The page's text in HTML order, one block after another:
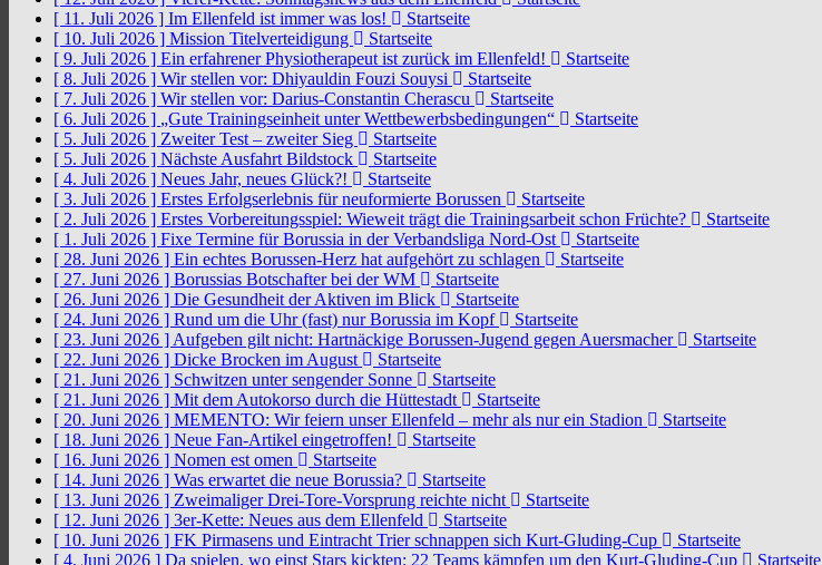
[ 11. Juli 2026 ] Im Ellenfeld ist immer was los!
Startseite
[ 10. Juli 2026 ] Mission Titelverteidigung
Startseite
[ 9. Juli 2026 ] Ein erfahrener Physiotherapeut ist zurück im Ellenfeld!
Startseite
[ 8. Juli 2026 ] Wir stellen vor: Dhiyauldin Fouzi Souysi
Startseite
[ 7. Juli 2026 ] Wir stellen vor: Darius-Constantin Cherascu
Startseite
[ 6. Juli 2026 ] „Gute Trainingseinheit unter Wettbewerbsbedingungen“
Startseite
[ 5. Juli 2026 ] Zweiter Test – zweiter Sieg
Startseite
[ 5. Juli 2026 ] Nächste Ausfahrt Bildstock
Startseite
[ 4. Juli 2026 ] Neues Jahr, neues Glück?!
Startseite
[ 3. Juli 2026 ] Erstes Erfolgserlebnis für neuformierte Borussen
Startseite
[ 2. Juli 2026 ] Erstes Vorbereitungsspiel: Wieweit trägt die Trainingsarbeit schon Früchte?
Startseite
[ 1. Juli 2026 ] Fixe Termine für Borussia in der Verbandsliga Nord-Ost
Startseite
[ 28. Juni 2026 ] Ein echtes Borussen-Herz hat aufgehört zu schlagen
Startseite
[ 27. Juni 2026 ] Borussias Botschafter bei der WM
Startseite
[ 26. Juni 2026 ] Die Gesundheit der Aktiven im Blick
Startseite
[ 24. Juni 2026 ] Rund um die Uhr (fast) nur Borussia im Kopf
Startseite
[ 23. Juni 2026 ] Aufgeben gilt nicht: Hartnäckige Borussen-Jugend gegen Auersmacher
Startseite
[ 22. Juni 2026 ] Dicke Brocken im August
Startseite
[ 21. Juni 2026 ] Schwitzen unter sengender Sonne
Startseite
[ 21. Juni 2026 ] Mit dem Autokorso durch die Hüttestadt
Startseite
[ 20. Juni 2026 ] MEMENTO: Wir feiern unser Ellenfeld – mehr als nur ein Stadion
Startseite
[ 18. Juni 2026 ] Neue Fan-Artikel eingetroffen!
Startseite
[ 16. Juni 2026 ] Nomen est omen
Startseite
[ 14. Juni 2026 ] Was erwartet die neue Borussia?
Startseite
[ 13. Juni 2026 ] Zweimaliger Drei-Tore-Vorsprung reichte nicht
Startseite
[ 12. Juni 2026 ] 3er-Kette: Neues aus dem Ellenfeld
Startseite
[ 10. Juni 2026 ] FK Pirmasens und Eintracht Trier schnappen sich Kurt-Gluding-Cup
Startseite
[ 4. Juni 2026 ] Da spielen, wo einst Stars kickten: 22 Teams kämpfen um den Kurt-Gluding-Cup
Startseite